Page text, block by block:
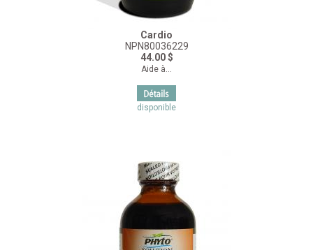
Cardio
NPN80036229
44.00 $
Aide à...
disponible